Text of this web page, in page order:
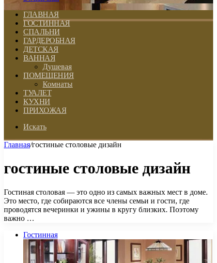
ГЛАВНАЯ
ГОСТИННАЯ
СПАЛЬНИ
ГАРДЕРОБНАЯ
ДЕТСКАЯ
ВАННАЯ
Душевая
ПОМЕЩЕНИЯ
Комнаты
ТУАЛЕТ
КУХНИ
ПРИХОЖАЯ
Искать
Главная/гостиные столовые дизайн
гостиные столовые дизайн
Гостиная столовая — это одно из самых важных мест в доме.
Это место, где собираются все члены семьи и гости, где
проводятся вечеринки и ужины в кругу близких. Поэтому
важно …
Гостинная